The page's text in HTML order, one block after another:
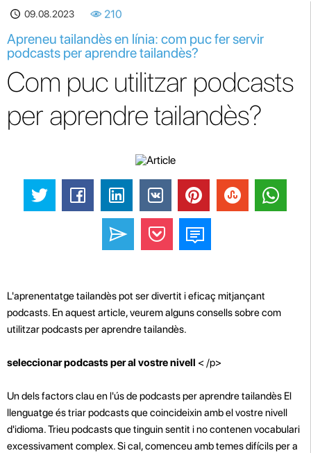
09.08.2023 210
Apreneu tailandès en línia: com puc fer servir
podcasts per aprendre tailandès?
Com puc utilitzar podcasts
per aprendre tailandès?
L'aprenentatge tailandès pot ser divertit i eficaç mitjançant
podcasts. En aquest article, veurem alguns consells sobre com
utilitzar podcasts per aprendre tailandès.
seleccionar podcasts per al vostre nivell < /p>
Un dels factors clau en l'ús de podcasts per aprendre tailandès El
llenguatge és triar podcasts que coincideixin amb el vostre nivell
d'idioma. Trieu podcasts que tinguin sentit i no contenen vocabulari
excessivament complex. Si cal, comenceu amb temes difícils per a